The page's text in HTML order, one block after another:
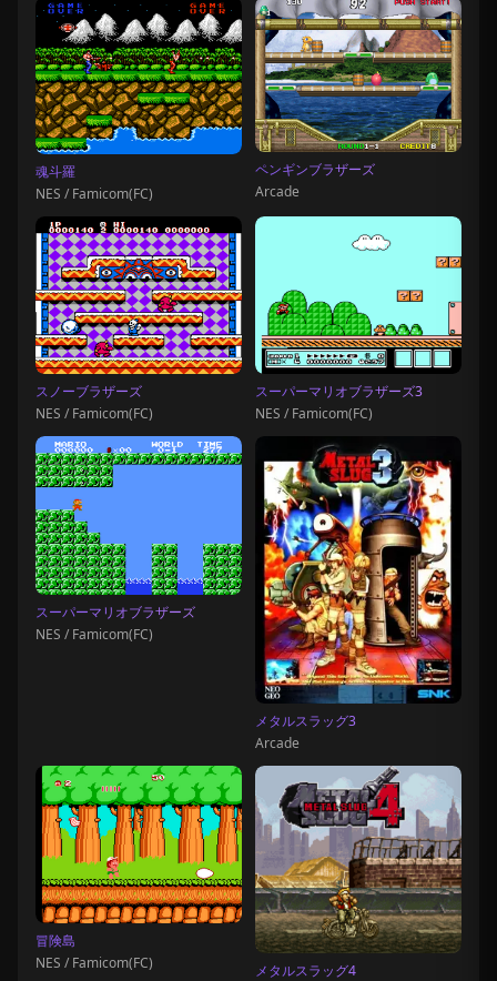
魂斗羅
NES / Famicom(FC)
ペンギンブラザーズ
Arcade
スノーブラザーズ
NES / Famicom(FC)
スーパーマリオブラザーズ3
NES / Famicom(FC)
スーパーマリオブラザーズ
NES / Famicom(FC)
メタルスラッグ3
Arcade
冒険島
NES / Famicom(FC)
メタルスラッグ4